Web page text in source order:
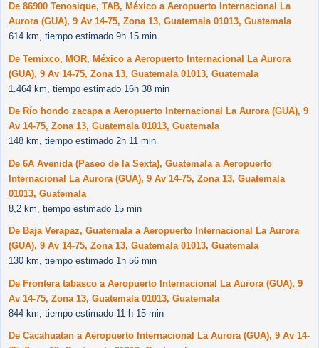
De 86900 Tenosique, TAB, México a Aeropuerto Internacional La
Aurora (GUA), 9 Av 14-75, Zona 13, Guatemala 01013, Guatemala
614 km, tiempo estimado 9h 15 min
De Temixco, MOR, México a Aeropuerto Internacional La Aurora
(GUA), 9 Av 14-75, Zona 13, Guatemala 01013, Guatemala
1.464 km, tiempo estimado 16h 38 min
De Río hondo zacapa a Aeropuerto Internacional La Aurora (GUA), 9
Av 14-75, Zona 13, Guatemala 01013, Guatemala
148 km, tiempo estimado 2h 11 min
De 6A Avenida (Paseo de la Sexta), Guatemala a Aeropuerto
Internacional La Aurora (GUA), 9 Av 14-75, Zona 13, Guatemala
01013, Guatemala
8,2 km, tiempo estimado 15 min
De Baja Verapaz, Guatemala a Aeropuerto Internacional La Aurora
(GUA), 9 Av 14-75, Zona 13, Guatemala 01013, Guatemala
130 km, tiempo estimado 1h 56 min
De Frontera tabasco a Aeropuerto Internacional La Aurora (GUA), 9
Av 14-75, Zona 13, Guatemala 01013, Guatemala
844 km, tiempo estimado 11 h 15 min
De Cacahuatan a Aeropuerto Internacional La Aurora (GUA), 9 Av 14-